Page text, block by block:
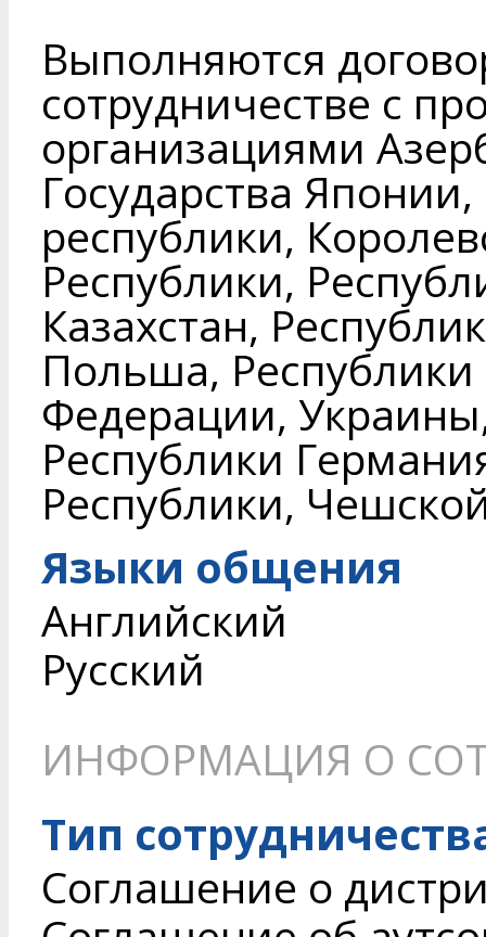
Выполняются
сотрудничестве с
организациями
Государства
республики,
Республики,
Казахстан,
Польша,
Федерации,
Республики
Республики,
Языки общения
Английский
Русский
ИНФОРМАЦИЯ О
Тип
Соглашение о